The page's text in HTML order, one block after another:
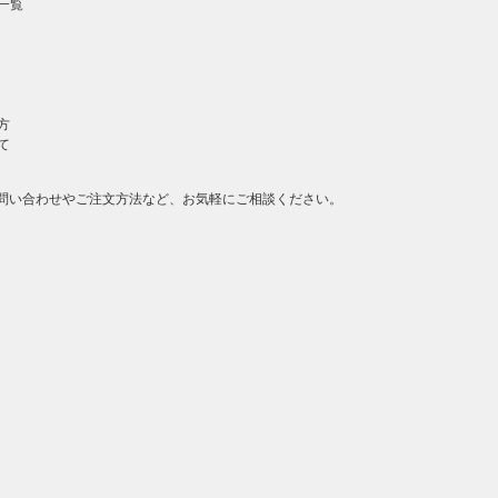
覧
い合わせやご注文方法など、お気軽にご相談ください。